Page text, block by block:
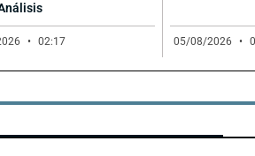
02:17 05/08/2026